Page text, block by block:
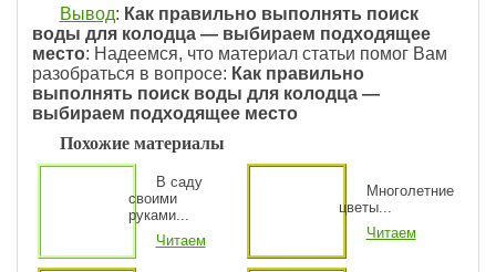
Вывод: Как правильно выполнять поиск
воды для колодца — выбираем подходящее
место: Надеемся, что материал статьи помог Вам
разобраться в вопросе: Как правильно
выполнять поиск воды для колодца —
выбираем подходящее место
Похожие материалы
В саду
своими
руками...
Читаем
Многолетние
цветы...
Читаем